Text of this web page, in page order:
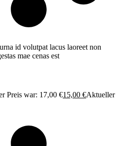
id volutpat lacus laoreet non
mae cenas est
Preis war: 17,00 €15,00 €Aktueller